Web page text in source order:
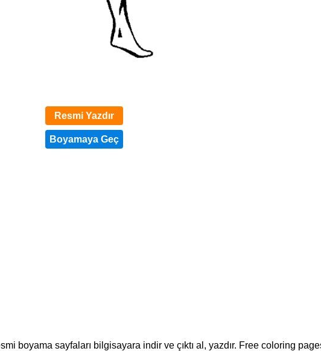
Resmi Yazdır
boyama sayfaları bilgisayara indir ve çıktı al, yazdır. Free coloring